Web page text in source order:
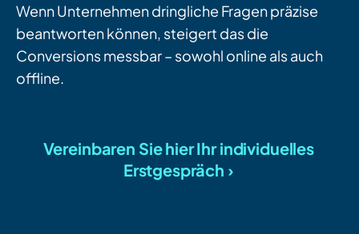
Wenn Unternehmen dringliche Fragen präzise
beantworten können, steigert das die
Conversions messbar – sowohl online als auch
offline.
Vereinbaren Sie hier Ihr individuelles
Erstgespräch ›